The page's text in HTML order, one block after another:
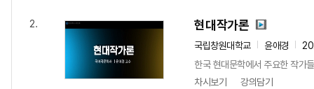
2. 현대작가론
국립창원대학교 윤애경
한국 현대문학에서 주요한 작가
차시보기
강의담기